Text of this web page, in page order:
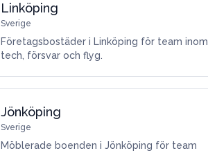
Linköping
Sverige
Företagsbostäder i Linköping för team inom
tech, försvar och flyg.
Jönköping
Sverige
Möblerade boenden i Jönköping för team